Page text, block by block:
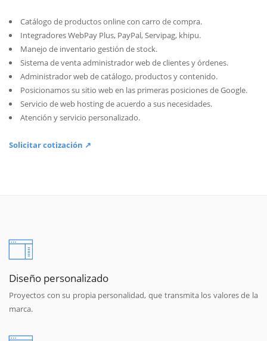
Catálogo de productos online con carro de compra.
Integradores WebPay Plus, PayPal, Servipag, khipu.
Manejo de inventario gestión de stock.
Sistema de venta administrador web de clientes y órdenes.
Administrador web de catálogo, productos y contenido.
Posicionamos su sitio web en las primeras posiciones de Google.
Servicio de web hosting de acuerdo a sus necesidades.
Atención y servicio personalizado.
Solicitar cotización ↗
Diseño personalizado
Proyectos con su propia personalidad, que transmita los valores de la
marca.